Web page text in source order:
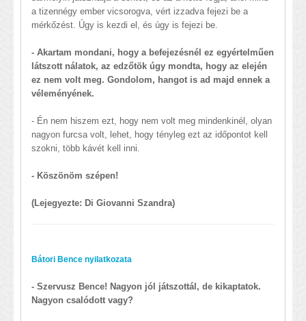
a tizennégy ember vicsorogva, vért izzadva fejezi be a
mérkőzést. Úgy is kezdi el, és úgy is fejezi be.
- Akartam mondani, hogy a befejezésnél ez egyértelműen
látszott nálatok, az edzőtök úgy mondta, hogy az elején
ez nem volt meg. Gondolom, hangot is ad majd ennek a
véleményének.
- Én nem hiszem ezt, hogy nem volt meg mindenkinél, olyan
nagyon furcsa volt, lehet, hogy tényleg ezt az időpontot kell
szokni, több kávét kell inni.
- Köszönöm szépen!
(Lejegyezte: Di Giovanni Szandra)
Bátori Bence nyilatkozata
- Szervusz Bence! Nagyon jól játszottál, de kikaptatok.
Nagyon csalódott vagy?